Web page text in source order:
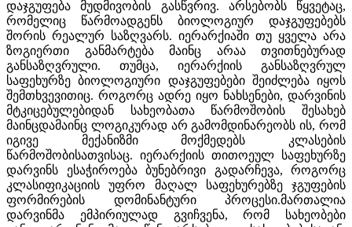
დაჯგუფება მუდმივობის გასწვრივ. არსებობს წყვეტაც,
რომელიც წარმოადგენს ბიოლოგიურ დაჯგუფებებს
შორის რეალურ საზღვარს. იერარქიაში თუ ყველა არა
ზოგიერთი განმარტება მაინც არაა თვითნებურად
განსაზღვრული. თუმცა, იერარქიის განსაზღვრულ
საფეხურზე ბიოლოგიური დაჯგუფებები შეიძლება იყოს
შემთხვევითიც. როგორც ადრე იყო ნახსენები, დარვინის
მტკიცებულებიდან სახეობათა წარმოშობის შესახებ
მაინცდამაინც ლოგიკურად არ გამომდინარეობს ის, რომ
იგივე მექანიზმი მოქმედებს კლასების
წარმოშობისათვისაც. იერარქიის თითოეულ საფეხურზე
დარვინს ესაჭიროება ბუნებრივი გადარჩევა, როგორც
კლასიფიკაციის უფრო მაღალ საფეხურებზე ჯგუფების
ფორმირების დომინანტური პროცესი.მართალია
დარვინმა ემპირიულად გვიჩვენა, რომ სახეობები